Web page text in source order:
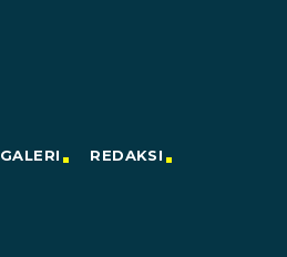
GALERI REDAKSI